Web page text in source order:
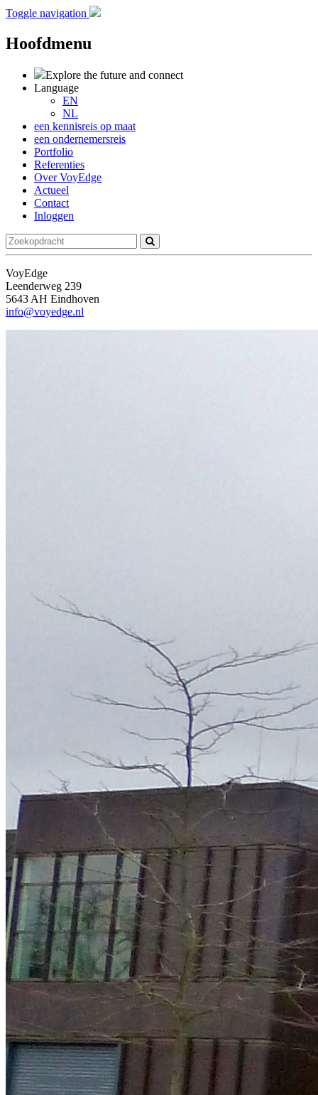
Toggle navigation
Hoofdmenu
Explore the future and connect
Language
EN
NL
een kennisreis op maat
een ondernemersreis
Portfolio
Referenties
Over VoyEdge
Actueel
Contact
Inloggen
VoyEdge
Leenderweg 239
5643 AH Eindhoven
info@voyedge.nl